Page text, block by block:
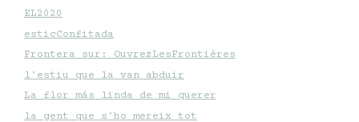
EL2020
esticConfitada
Frontera sur: OuvrezLesFrontières
l'estiu que la van abduir
La flor más linda de mi querer
la gent que s'ho mereix tot